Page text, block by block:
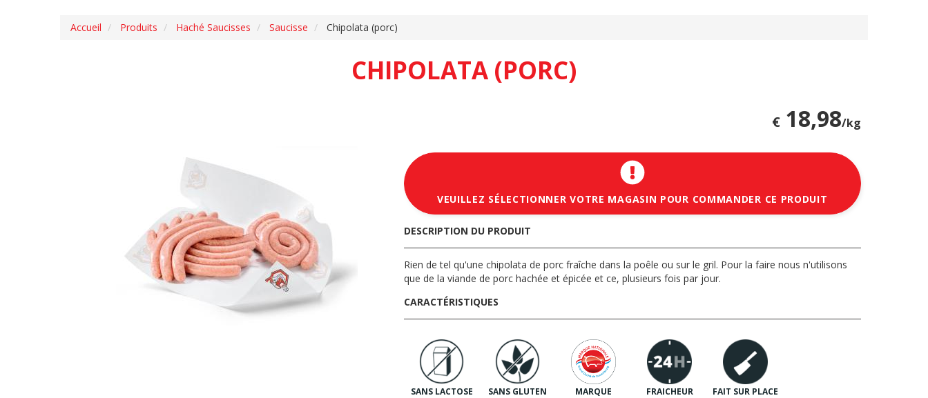
Accueil Produits Haché Saucisses Saucisse Chipolata (porc)
CHIPOLATA (PORC)
€ 18,98/kg
VEUILLEZ SÉLECTIONNER VOTRE MAGASIN POUR COMMANDER CE PRODUIT
DESCRIPTION DU PRODUIT
Rien de tel qu'une chipolata de porc fraîche dans la poêle ou sur le gril. Pour la faire nous n'utilisons
que de la viande de porc hachée et épicée et ce, plusieurs fois par jour.
CARACTÉRISTIQUES
SANS LACTOSE SANS GLUTEN
MARQUE
FRAICHEUR FAIT SUR PLACE